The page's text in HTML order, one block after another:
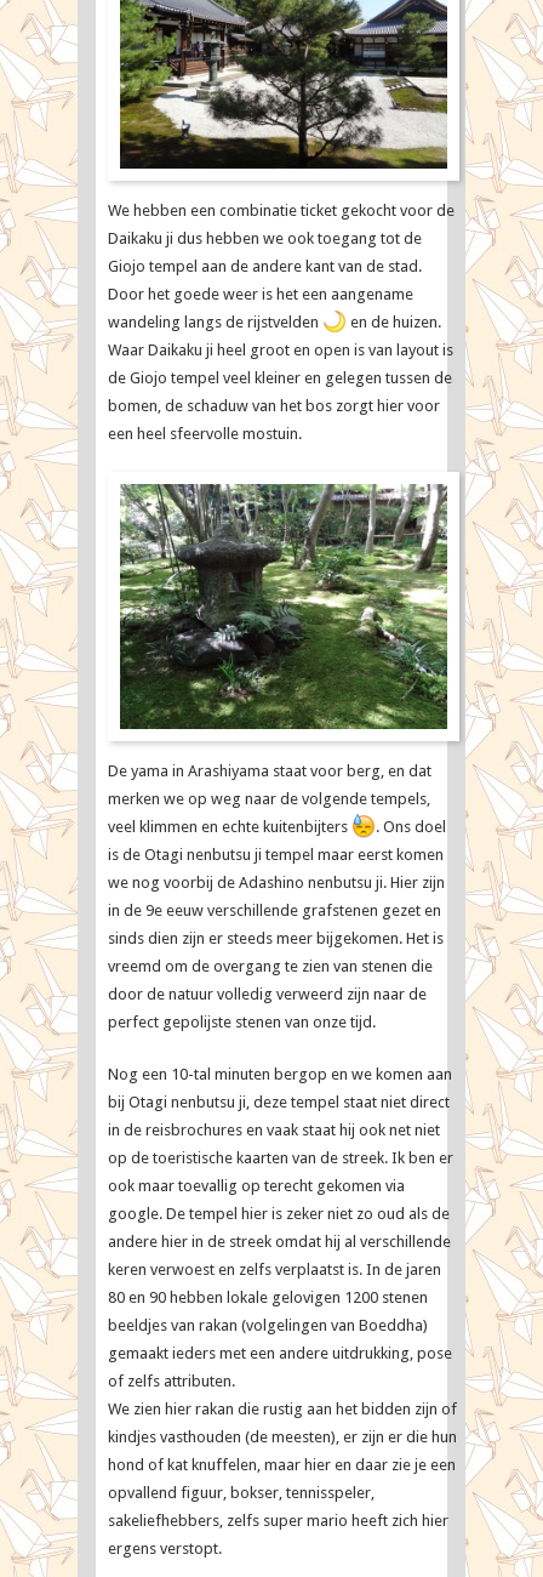
We hebben een combinatie ticket gekocht voor de
Daikaku ji dus hebben we ook toegang tot de
Giojo tempel aan de andere kant van de stad.
Door het goede weer is het een aangename
wandeling langs de rijstvelden
en de huizen.
Waar Daikaku ji heel groot en open is van layout is
de Giojo tempel veel kleiner en gelegen tussen de
bomen, de schaduw van het bos zorgt hier voor
een heel sfeervolle mostuin.
De yama in Arashiyama staat voor berg, en dat
merken we op weg naar de volgende tempels,
veel klimmen en echte kuitenbijters
. Ons doel
is de Otagi nenbutsu ji tempel maar eerst komen
we nog voorbij de Adashino nenbutsu ji. Hier zijn
in de 9e eeuw verschillende grafstenen gezet en
sinds dien zijn er steeds meer bijgekomen. Het is
vreemd om de overgang te zien van stenen die
door de natuur volledig verweerd zijn naar de
perfect gepolijste stenen van onze tijd.
Nog een 10-tal minuten bergop en we komen aan
bij Otagi nenbutsu ji, deze tempel staat niet direct
in de reisbrochures en vaak staat hij ook net niet
op de toeristische kaarten van de streek. Ik ben er
ook maar toevallig op terecht gekomen via
google. De tempel hier is zeker niet zo oud als de
andere hier in de streek omdat hij al verschillende
keren verwoest en zelfs verplaatst is. In de jaren
80 en 90 hebben lokale gelovigen 1200 stenen
beeldjes van rakan (volgelingen van Boeddha)
gemaakt ieders met een andere uitdrukking, pose
of zelfs attributen.
We zien hier rakan die rustig aan het bidden zijn of
kindjes vasthouden (de meesten), er zijn er die hun
hond of kat knuffelen, maar hier en daar zie je een
opvallend figuur, bokser, tennisspeler,
sakeliefhebbers, zelfs super mario heeft zich hier
ergens verstopt.